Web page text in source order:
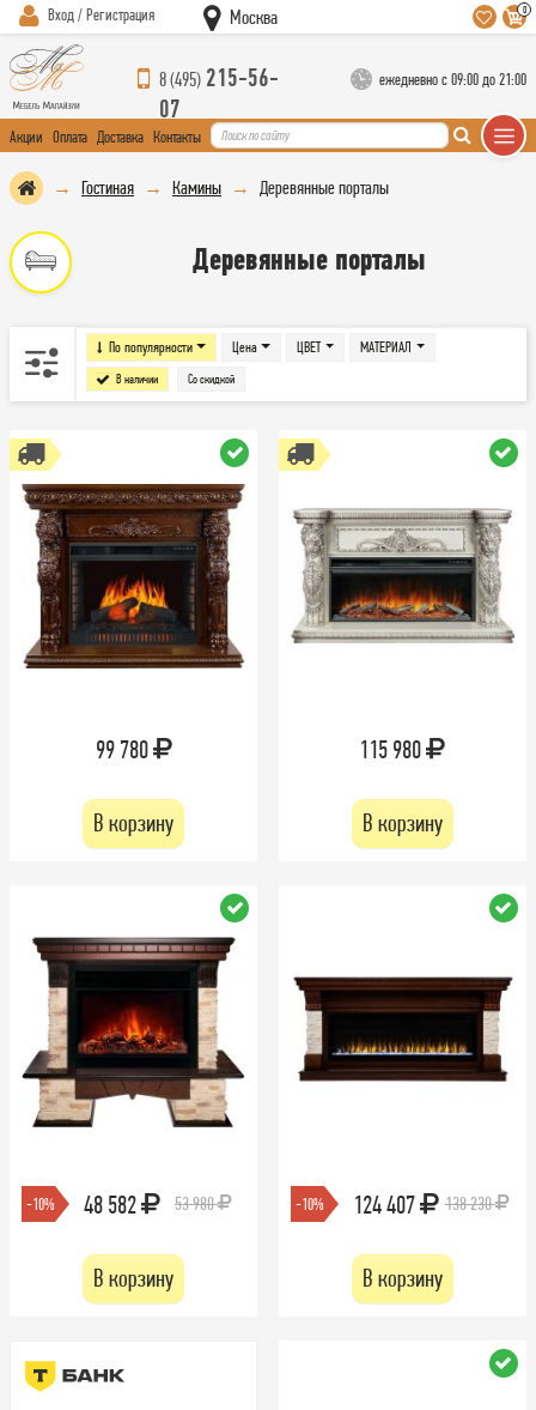
Вход / Регистрация Москва 0
8 (495) 215-56-
07
ежедневно с 09:00 до 21:00
Акции Оплата Доставка Контакты
Гостиная Камины Деревянные порталы
Деревянные порталы
По популярности Цена
В наличии Со скидкой
ЦВЕТ МАТЕРИАЛ
99 780
В корзину
115 980
В корзину
-10% 48 582 53 980
В корзину
-10% 124 407 138 230
В корзину